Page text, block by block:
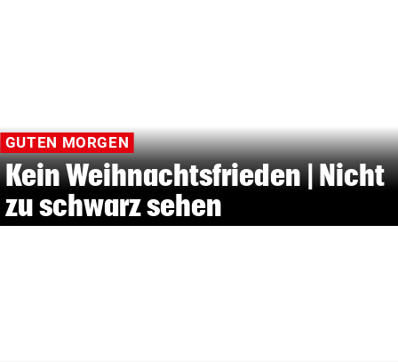
GUTEN MORGEN
Kein Weihnachtsfrieden | Nicht
zu schwarz sehen